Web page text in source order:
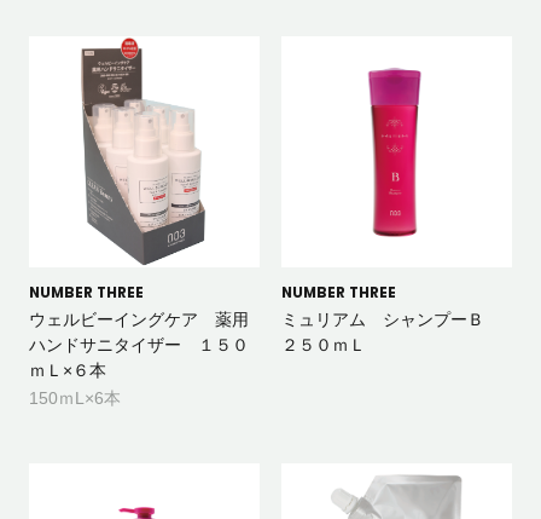
NUMBER THREE
ウェルビーイングケア 薬用
ハンドサニタイザー １５０
ｍＬ×６本
150ｍL×6本
NUMBER THREE
ミュリアム シャンプーＢ
２５０ｍＬ